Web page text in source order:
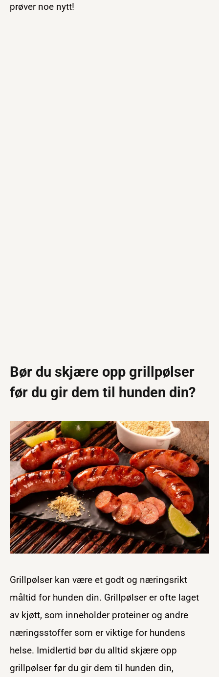
prøver noe nytt!
Bør du skjære opp grillpølser
før du gir dem til hunden din?
Grillpølser kan være et godt og næringsrikt
måltid for hunden din. Grillpølser er ofte laget
av kjøtt, som inneholder proteiner og andre
næringsstoffer som er viktige for hundens
helse. Imidlertid bør du alltid skjære opp
grillpølser før du gir dem til hunden din,